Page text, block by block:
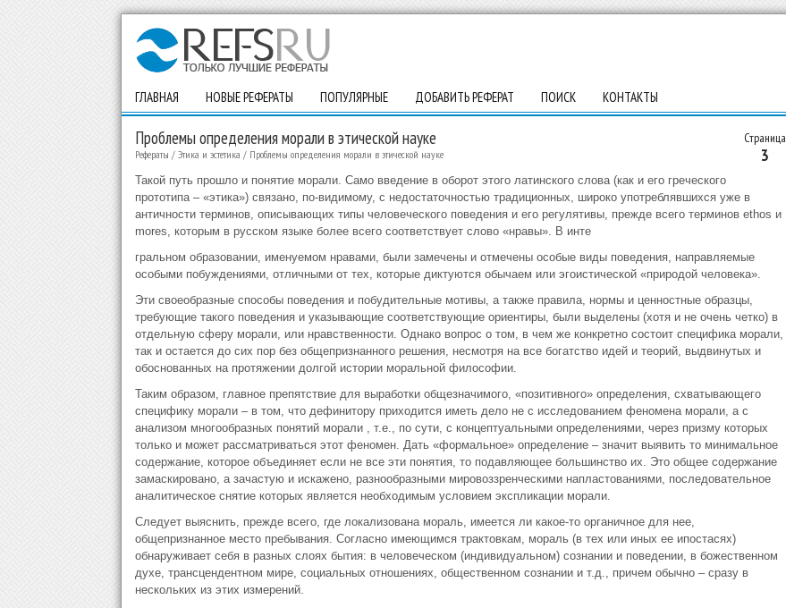
ГЛАВНАЯ НОВЫЕ РЕФЕРАТЫ ПОПУЛЯРНЫЕ ДОБАВИТЬ РЕФЕРАТ ПОИСК КОНТАКТЫ
Страница
3
Проблемы определения морали в этической науке
Рефераты / Этика и эстетика / Проблемы определения морали в этической науке
Такой путь прошло и понятие морали. Само введение в оборот этого латинского слова (как и его греческого
прототипа – «этика») связано, по-видимому, с недостаточностью традиционных, широко употреблявшихся уже в
античности терминов, описывающих типы человеческого поведения и его регулятивы, прежде всего терминов ethos и
mores, которым в русском языке более всего соответствует слово «нравы». В инте
гральном образовании, именуемом нравами, были замечены и отмечены особые виды поведения, направляемые
особыми побуждениями, отличными от тех, которые диктуются обычаем или эгоистической «природой человека».
Эти своеобразные способы поведения и побудительные мотивы, а также правила, нормы и ценностные образцы,
требующие такого поведения и указывающие соответствующие ориентиры, были выделены (хотя и не очень четко) в
отдельную сферу морали, или нравственности. Однако вопрос о том, в чем же конкретно состоит специфика морали,
так и остается до сих пор без общепризнанного решения, несмотря на все богатство идей и теорий, выдвинутых и
обоснованных на протяжении долгой истории моральной философии.
Таким образом, главное препятствие для выработки общезначимого, «позитивного» определения, схватывающего
специфику морали – в том, что дефинитору приходится иметь дело не с исследованием феномена морали, а с
анализом многообразных понятий морали , т.е., по сути, с концептуальными определениями, через призму которых
только и может рассматриваться этот феномен. Дать «формальное» определение – значит выявить то минимальное
содержание, которое объединяет если не все эти понятия, то подавляющее большинство их. Это общее содержание
замаскировано, а зачастую и искажено, разнообразными мировоззренческими напластованиями, последовательное
аналитическое снятие которых является необходимым условием экспликации морали.
Следует выяснить, прежде всего, где локализована мораль, имеется ли какое-то органичное для нее,
общепризнанное место пребывания. Согласно имеющимся трактовкам, мораль (в тех или иных ее ипостасях)
обнаруживает себя в разных слоях бытия: в человеческом (индивидуальном) сознании и поведении, в божественном
духе, трансцендентном мире, социальных отношениях, общественном сознании и т.д., причем обычно – сразу в
нескольких из этих измерений.